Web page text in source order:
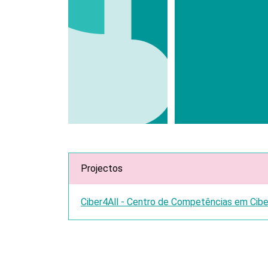
Projectos
Ciber4All - Centro de Competências em